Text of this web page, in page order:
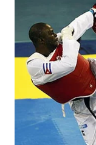
WN
BINTAN
WN
MANDALIKA
WN
LIKUPANG